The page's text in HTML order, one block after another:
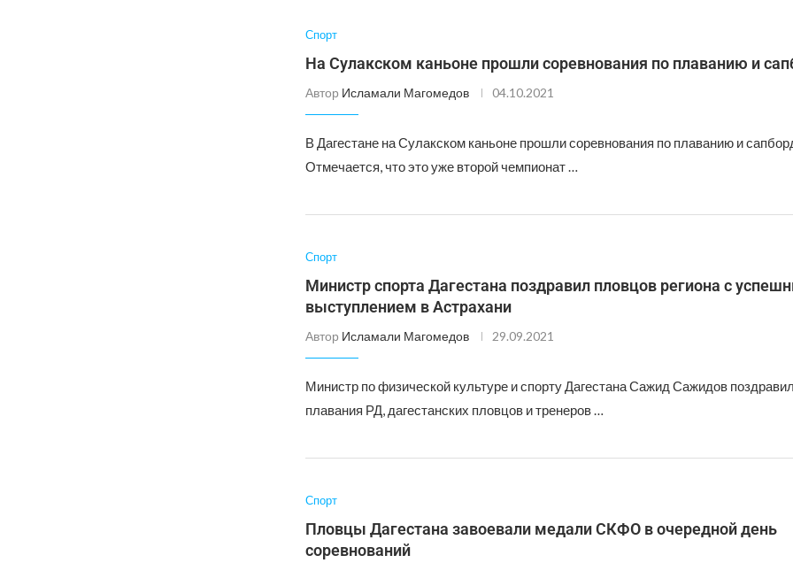
Спорт
На Сулакском каньоне прошли соревнования по плаванию и
Автор Исламали Магомедов 04.10.2021
В Дагестане на Сулакском каньоне прошли соревнования по плаванию и
Отмечается, что это уже второй чемпионат …
Спорт
Министр спорта Дагестана поздравил пловцов региона с
выступлением в Астрахани
Автор Исламали Магомедов 29.09.2021
Министр по физической культуре и спорту Дагестана Сажид Сажидов
плавания РД, дагестанских пловцов и тренеров …
Спорт
Пловцы Дагестана завоевали медали СКФО в очередной день
соревнований